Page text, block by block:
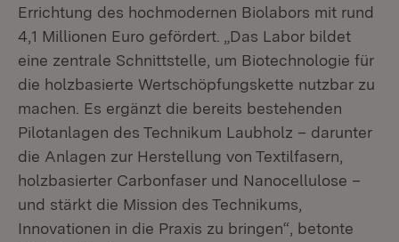
Errichtung des hochmodernen Biolabors mit rund
4,1 Millionen Euro gefördert. „Das Labor bildet
eine zentrale Schnittstelle, um Biotechnologie für
die holzbasierte Wertschöpfungskette nutzbar zu
machen. Es ergänzt die bereits bestehenden
Pilotanlagen des Technikum Laubholz – darunter
die Anlagen zur Herstellung von Textilfasern,
holzbasierter Carbonfaser und Nanocellulose –
und stärkt die Mission des Technikums,
Innovationen in die Praxis zu bringen“, betonte